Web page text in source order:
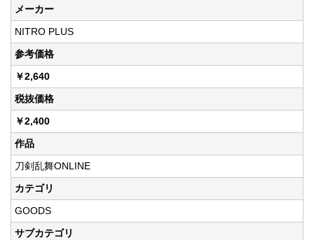
メーカー
NITRO PLUS
参考価格
￥2,640
税抜価格
￥2,400
作品
刀剣乱舞ONLINE
カテゴリ
GOODS
サブカテゴリ